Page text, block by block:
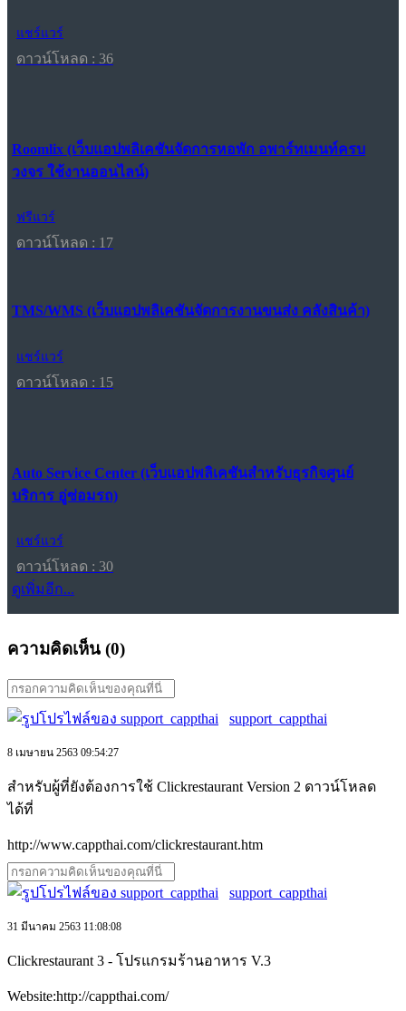
แชร์แวร์
ดาวน์โหลด : 36
Roomlix (เว็บแอปพลิเคชันจัดการหอพัก อพาร์ทเมนท์ครบ
วงจร ใช้งานออนไลน์)
ฟรีแวร์
ดาวน์โหลด : 17
TMS/WMS (เว็บแอปพลิเคชันจัดการงานขนส่ง คลังสินค้า)
แชร์แวร์
ดาวน์โหลด : 15
Auto Service Center (เว็บแอปพลิเคชันสำหรับธุรกิจศูนย์
บริการ อู่ซ่อมรถ)
แชร์แวร์
ดาวน์โหลด : 30
ดูเพิ่มอีก...
ความคิดเห็น (0)
support_cappthai
8 เมษายน 2563 09:54:27
สำหรับผู้ที่ยังต้องการใช้ Clickrestaurant Version 2 ดาวน์โหลด
ได้ที่
http://www.cappthai.com/clickrestaurant.htm
support_cappthai
31 มีนาคม 2563 11:08:08
Clickrestaurant 3 - โปรแกรมร้านอาหาร V.3
Website:http://cappthai.com/